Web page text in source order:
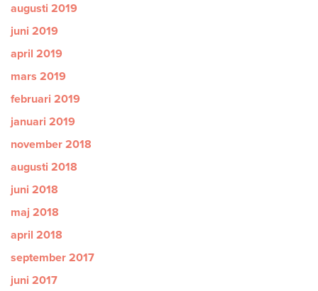
augusti 2019
juni 2019
april 2019
mars 2019
februari 2019
januari 2019
november 2018
augusti 2018
juni 2018
maj 2018
april 2018
september 2017
juni 2017